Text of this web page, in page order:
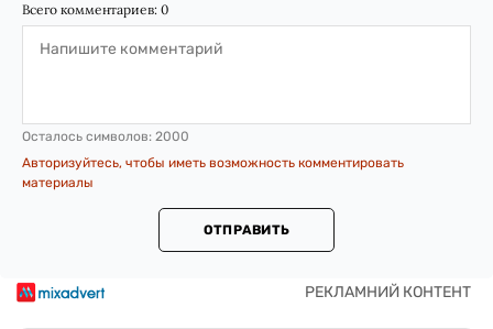
Всего комментариев: 0
Осталось символов: 2000
Авторизуйтесь, чтобы иметь возможность комментировать
материалы
ОТПРАВИТЬ